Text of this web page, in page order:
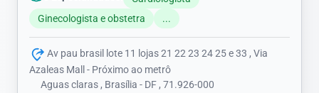
Ginecologista e obstetra
...
Av pau brasil lote 11 lojas 21 22 23 24 25 e 33 , Via
Azaleas Mall - Próximo ao metrô
Aguas claras , Brasília - DF , 71.926-000